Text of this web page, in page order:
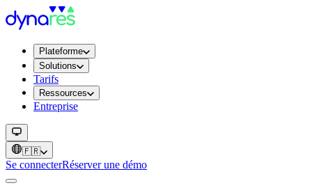
Plateforme
Solutions
Tarifs
Ressources
Entreprise
🇫🇷
Se connecterRéserver une démo